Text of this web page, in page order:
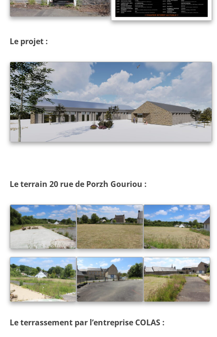
Le projet :
Le terrain 20 rue de Porzh Gouriou :
Le terrassement par l’entreprise COLAS :